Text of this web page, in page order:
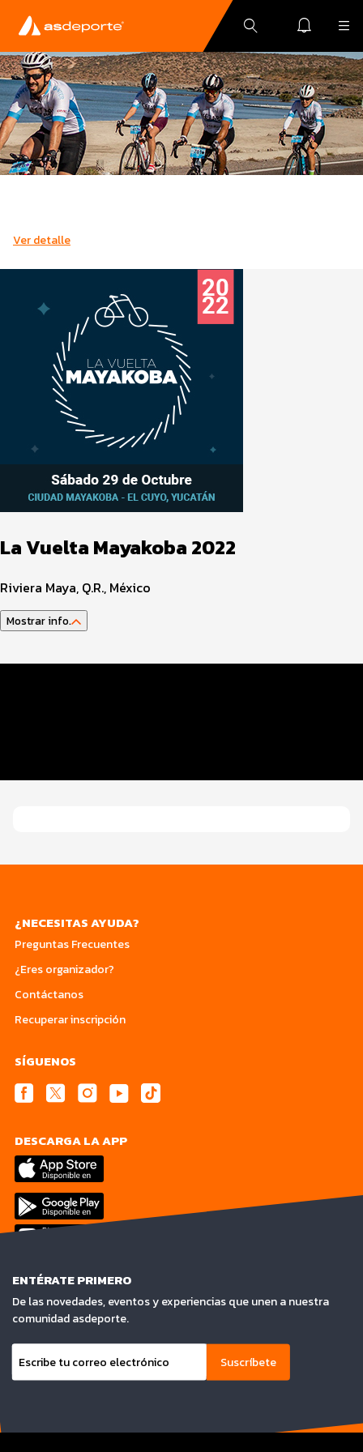
Ver detalle
La Vuelta Mayakoba 2022
Riviera Maya, Q.R., México
Mostrar info.
¿NECESITAS AYUDA?
Preguntas Frecuentes
¿Eres organizador?
Contáctanos
Recuperar inscripción
SÍGUENOS
DESCARGA LA APP
ENTÉRATE PRIMERO
De las novedades, eventos y experiencias que unen a nuestra
comunidad asdeporte.
Suscríbete